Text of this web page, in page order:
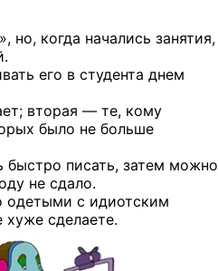
но, когда начались занятия,
его в студента днем
вторая — те, кому
было не больше
писать, затем можно
не сдало.
одетыми с идиотским
хуже сделаете.